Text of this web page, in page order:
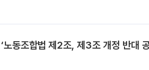
노동조합법 제2조, 제3조 개정 반대